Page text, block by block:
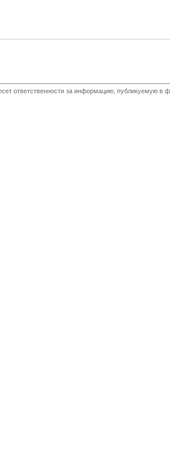
ответственности за информацию, публикуемую